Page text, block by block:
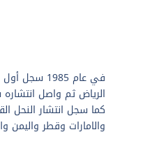
في عام
الرياض ثم واصل
كما سجل انتشار النحل
والامارات وقطر واليمن